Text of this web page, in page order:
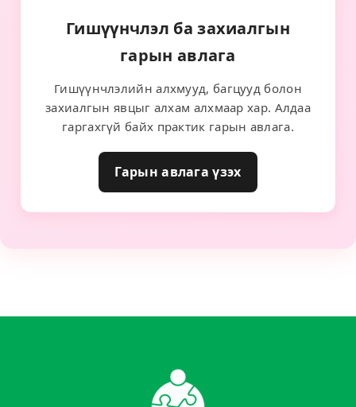
Гишүүнчлэл ба захиалгын
гарын авлага
Гишүүнчлэлийн алхмууд, багцууд болон
захиалгын явцыг алхам алхмаар хар. Алдаа
гаргахгүй байх практик гарын авлага.
Гарын авлага үзэх